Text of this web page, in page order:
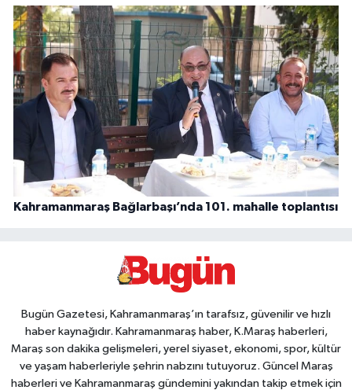
Kahramanmaraş Bağlarbaşı’nda 101. mahalle toplantısı
Bugün Gazetesi, Kahramanmaraş’ın tarafsız, güvenilir ve hızlı
haber kaynağıdır. Kahramanmaraş haber, K.Maraş haberleri,
Maraş son dakika gelişmeleri, yerel siyaset, ekonomi, spor, kültür
ve yaşam haberleriyle şehrin nabzını tutuyoruz. Güncel Maraş
haberleri ve Kahramanmaraş gündemini yakından takip etmek için